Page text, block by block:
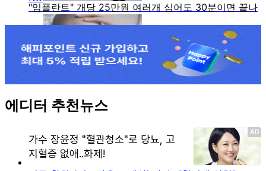
에디터 추천뉴스